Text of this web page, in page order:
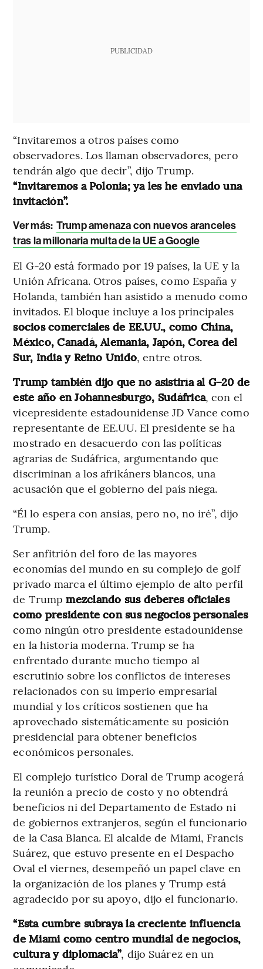
PUBLICIDAD
“Invitaremos a otros países como
observadores. Los llaman observadores, pero
tendrán algo que decir”, dijo Trump.
“Invitaremos a Polonia; ya les he enviado una
invitación”.
Ver más: Trump amenaza con nuevos aranceles
tras la millonaria multa de la UE a Google
El G-20 está formado por 19 países, la UE y la
Unión Africana. Otros países, como España y
Holanda, también han asistido a menudo como
invitados. El bloque incluye a los principales
socios comerciales de EE.UU., como China,
México, Canadá, Alemania, Japón, Corea del
Sur, India y Reino Unido, entre otros.
Trump también dijo que no asistiría al G-20 de
este año en Johannesburgo, Sudáfrica, con el
vicepresidente estadounidense JD Vance como
representante de EE.UU. El presidente se ha
mostrado en desacuerdo con las políticas
agrarias de Sudáfrica, argumentando que
discriminan a los afrikáners blancos, una
acusación que el gobierno del país niega.
“Él lo espera con ansias, pero no, no iré”, dijo
Trump.
Ser anfitrión del foro de las mayores
economías del mundo en su complejo de golf
privado marca el último ejemplo de alto perfil
de Trump mezclando sus deberes oficiales
como presidente con sus negocios personales
como ningún otro presidente estadounidense
en la historia moderna. Trump se ha
enfrentado durante mucho tiempo al
escrutinio sobre los conflictos de intereses
relacionados con su imperio empresarial
mundial y los críticos sostienen que ha
aprovechado sistemáticamente su posición
presidencial para obtener beneficios
económicos personales.
El complejo turístico Doral de Trump acogerá
la reunión a precio de costo y no obtendrá
beneficios ni del Departamento de Estado ni
de gobiernos extranjeros, según el funcionario
de la Casa Blanca. El alcalde de Miami, Francis
Suárez, que estuvo presente en el Despacho
Oval el viernes, desempeñó un papel clave en
la organización de los planes y Trump está
agradecido por su apoyo, dijo el funcionario.
“Esta cumbre subraya la creciente influencia
de Miami como centro mundial de negocios,
cultura y diplomacia”, dijo Suárez en un